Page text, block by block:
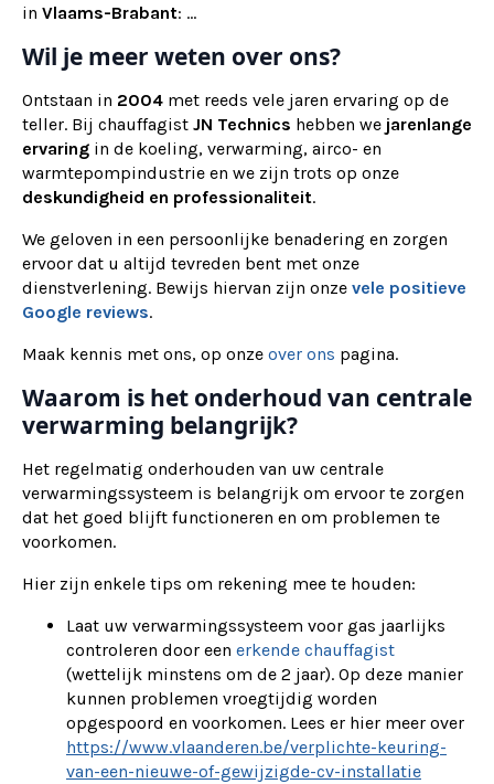
in Vlaams-Brabant: ...
Wil je meer weten over ons?
Ontstaan in 2004 met reeds vele jaren ervaring op de
teller. Bij chauffagist JN Technics hebben we jarenlange
ervaring in de koeling, verwarming, airco- en
warmtepompindustrie en we zijn trots op onze
deskundigheid en professionaliteit.
We geloven in een persoonlijke benadering en zorgen
ervoor dat u altijd tevreden bent met onze
dienstverlening. Bewijs hiervan zijn onze vele positieve
Google reviews.
Maak kennis met ons, op onze over ons pagina.
Waarom is het onderhoud van centrale
verwarming belangrijk?
Het regelmatig onderhouden van uw centrale
verwarmingssysteem is belangrijk om ervoor te zorgen
dat het goed blijft functioneren en om problemen te
voorkomen.
Hier zijn enkele tips om rekening mee te houden:
Laat uw verwarmingssysteem voor gas jaarlijks
controleren door een erkende chauffagist
(wettelijk minstens om de 2 jaar). Op deze manier
kunnen problemen vroegtijdig worden
opgespoord en voorkomen. Lees er hier meer over
https://www.vlaanderen.be/verplichte-keuring-
van-een-nieuwe-of-gewijzigde-cv-installatie